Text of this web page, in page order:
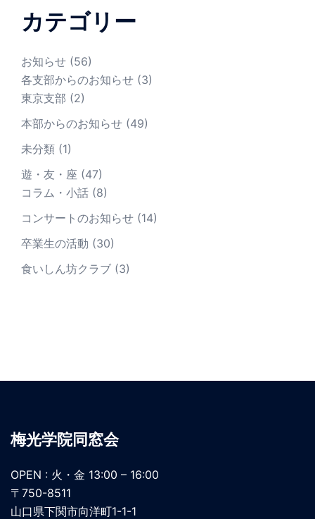
カテゴリー
お知らせ (56)
各支部からのお知らせ (3)
東京支部 (2)
本部からのお知らせ (49)
未分類 (1)
遊・友・座 (47)
コラム・小話 (8)
コンサートのお知らせ (14)
卒業生の活動 (30)
食いしん坊クラブ (3)
梅光学院同窓会
OPEN : 火・金 13:00 – 16:00
〒750-8511
山口県下関市向洋町1-1-1